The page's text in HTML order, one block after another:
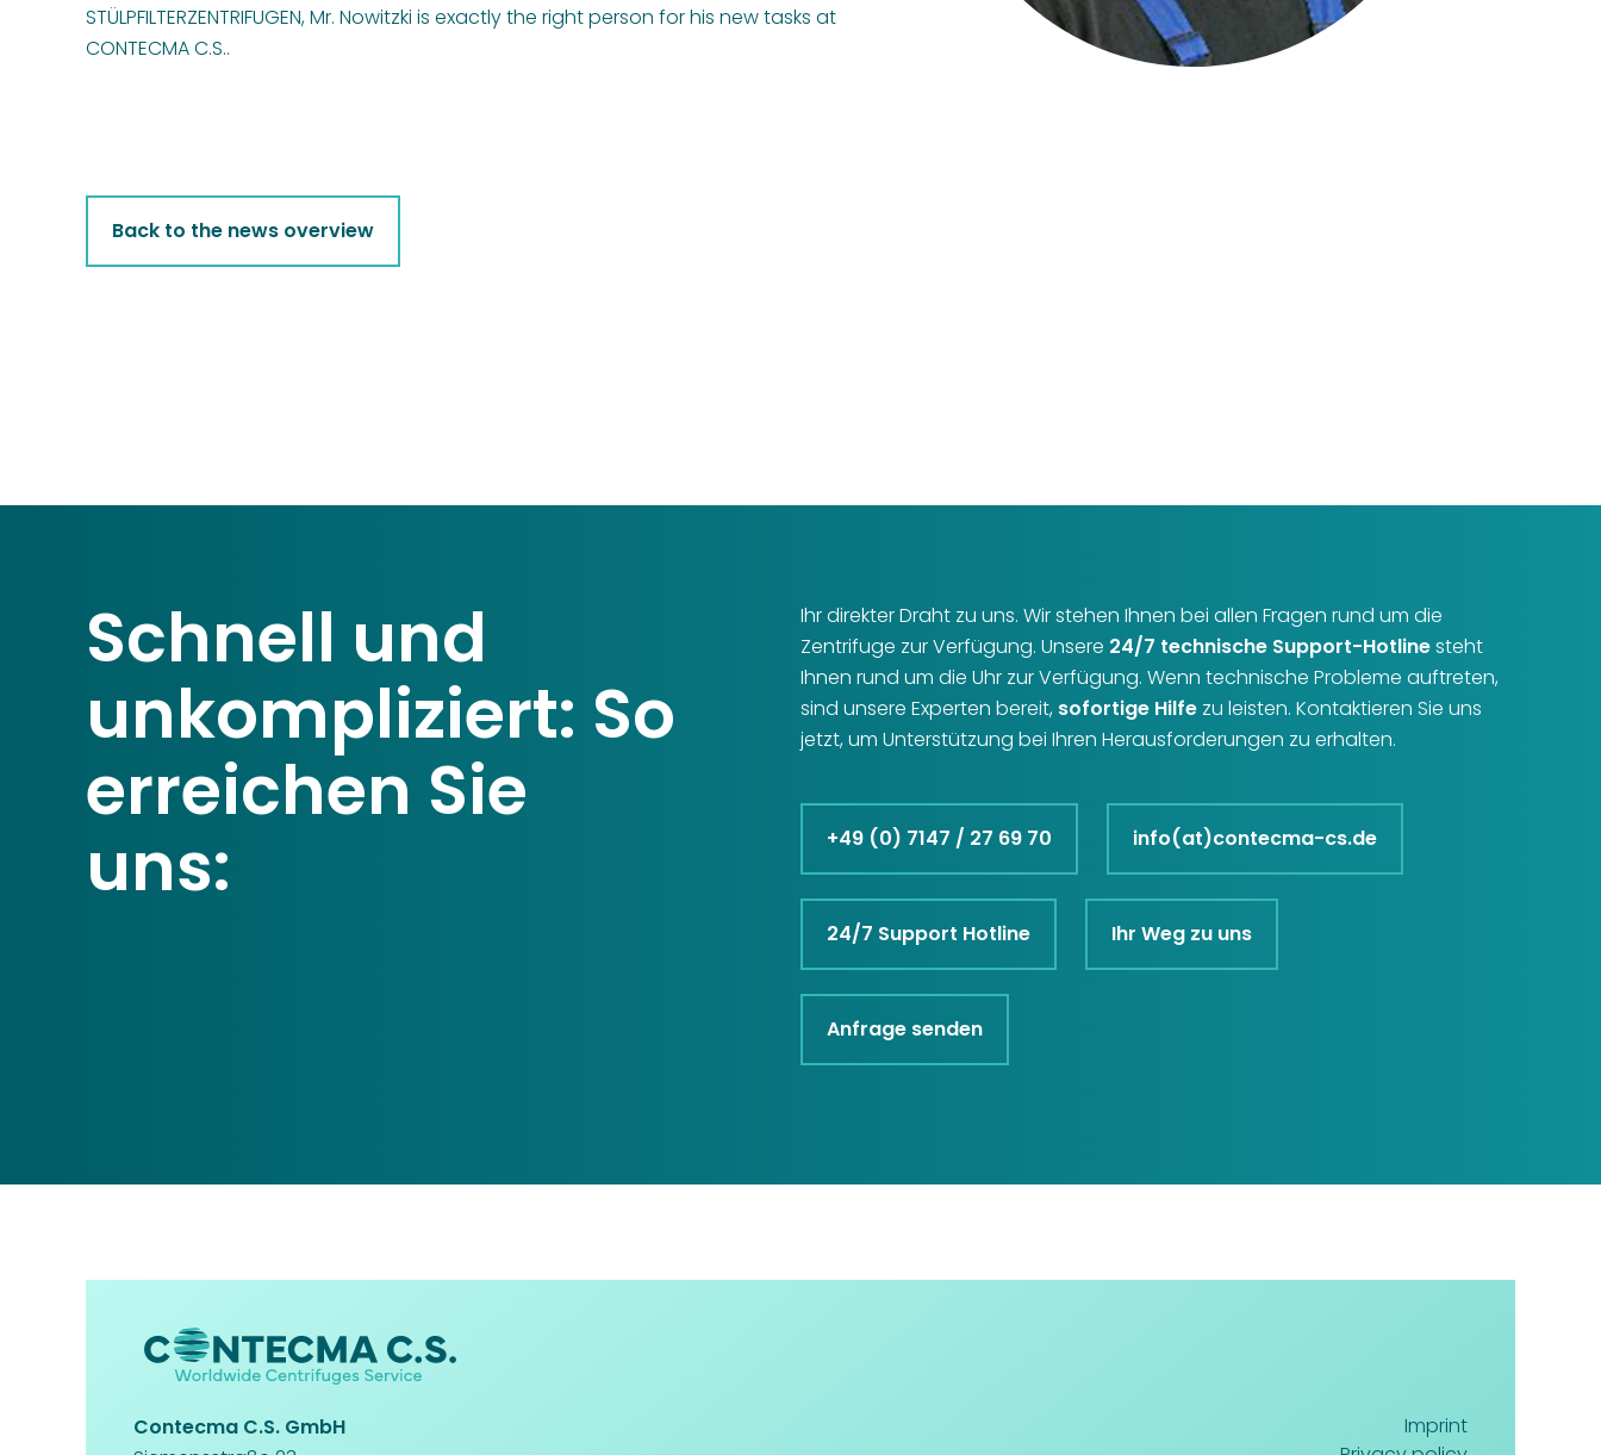
STÜLPFILTERZENTRIFUGEN, Mr. Nowitzki is exactly the right person for his new tasks at
CONTECMA C.S..
Back to the news overview
Schnell und
unkompliziert: So
erreichen Sie
uns:
Ihr direkter Draht zu uns. Wir stehen Ihnen bei allen Fragen rund um die
Zentrifuge zur Verfügung. Unsere 24/7 technische Support-Hotlinesteht
Ihnen rund um die Uhr zur Verfügung. Wenn technische Probleme auftreten,
sind unsere Experten bereit, sofortige Hilfe zu leisten. Kontaktieren Sie uns
jetzt, um Unterstützung bei Ihren Herausforderungen zu erhalten.
+49 (0) 7147 / 27 69 70 info(at)contecma-cs.de
24/7 Support Hotline Ihr Weg zu uns
Anfrage senden
Contecma C.S. GmbH
Imprint